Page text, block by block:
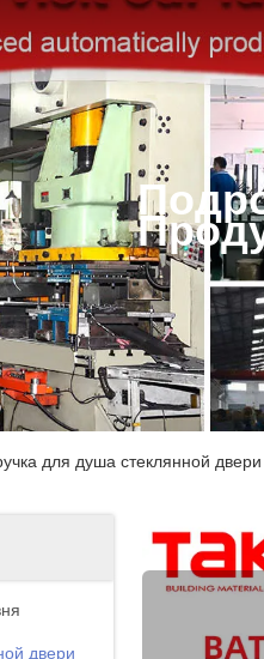
для душа стеклянной двери
двери